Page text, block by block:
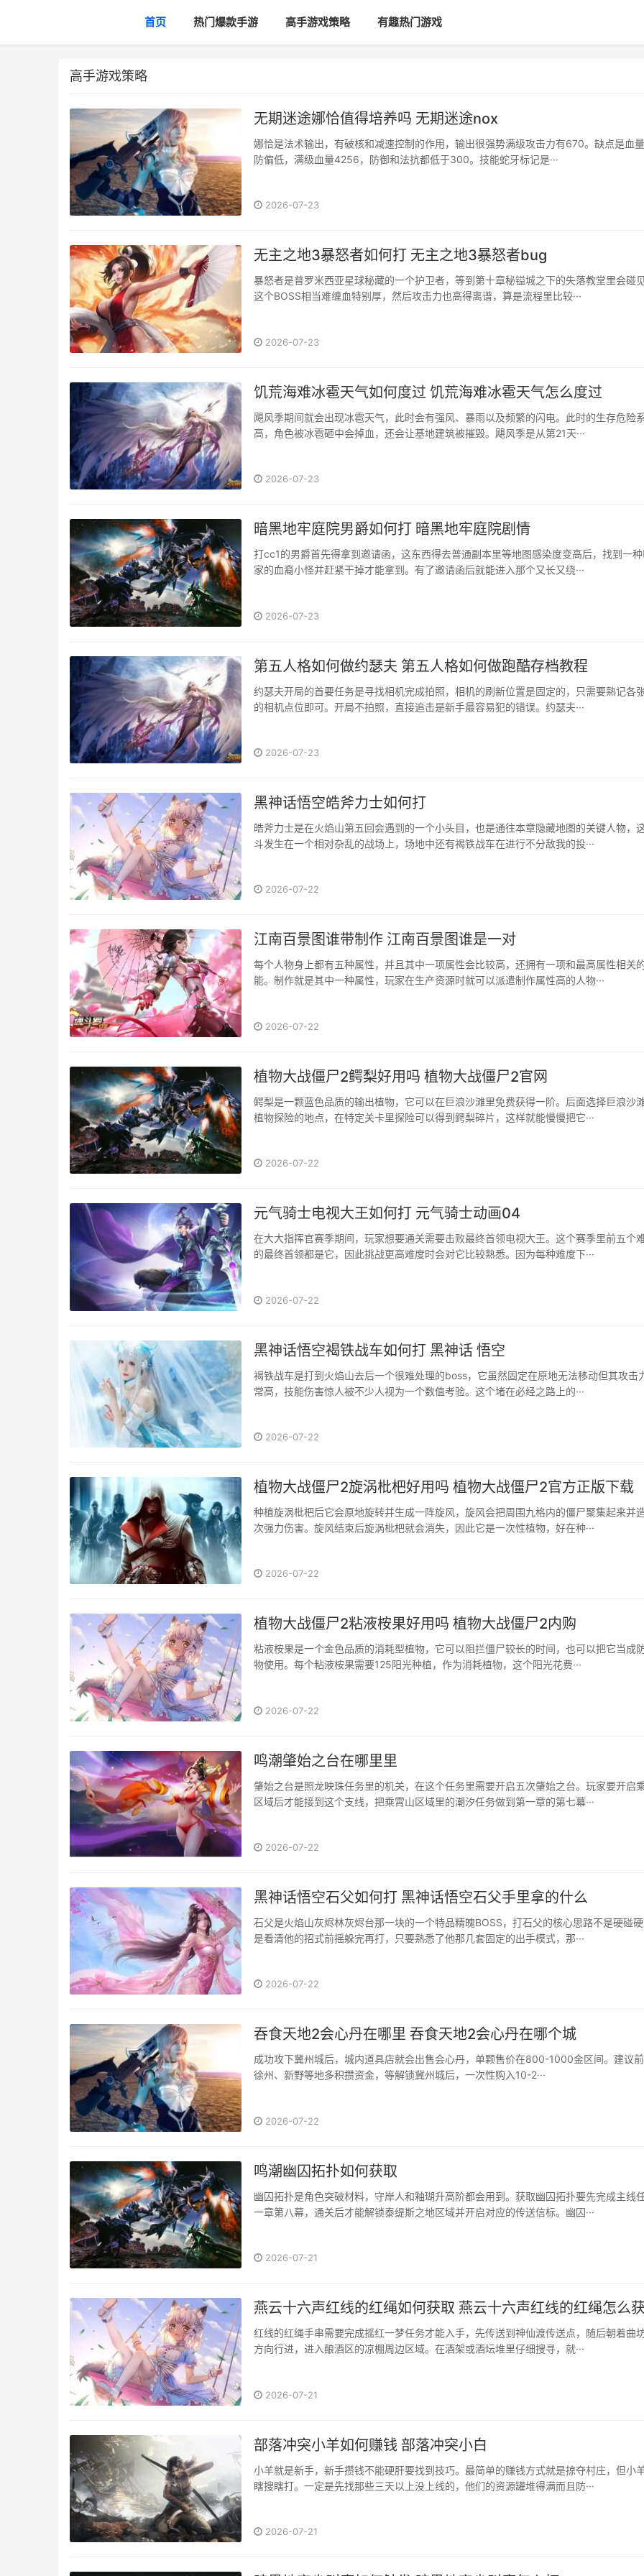
首页 热门爆款手游 高手游戏策略 有趣热门游戏
高手游戏策略
无期迷途娜恰值得培养吗 无期迷途nox
娜恰是法术输出，有破核和减速控制的作用，输出很强势满级攻击力有670。缺点是血
防偏低，满级血量4256，防御和法抗都低于300。技能蛇牙标记是···
2026-07-23
无主之地3暴怒者如何打 无主之地3暴怒者bug
暴怒者是普罗米西亚星球秘藏的一个护卫者，等到第十章秘镒城之下的失落教堂里会碰见
这个BOSS相当难缠血特别厚，然后攻击力也高得离谱，算是流程里比较···
2026-07-23
饥荒海难冰雹天气如何度过 饥荒海难冰雹天气怎么度过
飓风季期间就会出现冰雹天气，此时会有强风、暴雨以及频繁的闪电。此时的生存危险
高，角色被冰雹砸中会掉血，还会让基地建筑被摧毁。飓风季是从第21天···
2026-07-23
暗黑地牢庭院男爵如何打 暗黑地牢庭院剧情
打cc1的男爵首先得拿到邀请函，这东西得去普通副本里等地图感染度变高后，找到一
家的血裔小怪并赶紧干掉才能拿到。有了邀请函后就能进入那个又长又绕···
2026-07-23
第五人格如何做约瑟夫 第五人格如何做跑酷存档教程
约瑟夫开局的首要任务是寻找相机完成拍照，相机的刷新位置是固定的，只需要熟记各
的相机点位即可。开局不拍照，直接追击是新手最容易犯的错误。约瑟夫···
2026-07-23
黑神话悟空皓斧力士如何打
皓斧力士是在火焰山第五回会遇到的一个小头目，也是通往本章隐藏地图的关键人物，
斗发生在一个相对杂乱的战场上，场地中还有褐铁战车在进行不分敌我的投···
2026-07-22
江南百景图谁带制作 江南百景图谁是一对
每个人物身上都有五种属性，并且其中一项属性会比较高，还拥有一项和最高属性相关
能。制作就是其中一种属性，玩家在生产资源时就可以派遣制作属性高的人物···
2026-07-22
植物大战僵尸2鳄梨好用吗 植物大战僵尸2官网
鳄梨是一颗蓝色品质的输出植物，它可以在巨浪沙滩里免费获得一阶。后面选择巨浪沙
植物探险的地点，在特定关卡里探险可以得到鳄梨碎片，这样就能慢慢把它···
2026-07-22
元气骑士电视大王如何打 元气骑士动画04
在大大指挥官赛季期间，玩家想要通关需要击败最终首领电视大王。这个赛季里前五个
的最终首领都是它，因此挑战更高难度时会对它比较熟悉。因为每种难度下···
2026-07-22
黑神话悟空褐铁战车如何打 黑神话 悟空
褐铁战车是打到火焰山去后一个很难处理的boss，它虽然固定在原地无法移动但其攻击
常高，技能伤害惊人被不少人视为一个数值考验。这个堵在必经之路上的···
2026-07-22
植物大战僵尸2旋涡枇杷好用吗 植物大战僵尸2官方正版下载
种植旋涡枇杷后它会原地旋转并生成一阵旋风，旋风会把周围九格内的僵尸聚集起来并
次强力伤害。旋风结束后旋涡枇杷就会消失，因此它是一次性植物，好在种···
2026-07-22
植物大战僵尸2粘液桉果好用吗 植物大战僵尸2内购
粘液桉果是一个金色品质的消耗型植物，它可以阻拦僵尸较长的时间，也可以把它当成
物使用。每个粘液桉果需要125阳光种植，作为消耗植物，这个阳光花费···
2026-07-22
鸣潮肇始之台在哪里里
肇始之台是照龙映珠任务里的机关，在这个任务里需要开启五次肇始之台。玩家要开启
区域后才能接到这个支线，把乘霄山区域里的潮汐任务做到第一章的第七幕···
2026-07-22
黑神话悟空石父如何打 黑神话悟空石父手里拿的什么
石父是火焰山灰烬林灰烬台那一块的一个特品精魄BOSS，打石父的核心思路不是硬碰
是看清他的招式前摇躲完再打，只要熟悉了他那几套固定的出手模式，那···
2026-07-22
吞食天地2会心丹在哪里 吞食天地2会心丹在哪个城
成功攻下冀州城后，城内道具店就会出售会心丹，单颗售价在800-1000金区间。建议
徐州、新野等地多积攒资金，等解锁冀州城后，一次性购入10-2···
2026-07-22
鸣潮幽囚拓扑如何获取
幽囚拓扑是角色突破材料，守岸人和釉瑚升高阶都会用到。获取幽囚拓扑要先完成主线
一章第八幕，通关后才能解锁泰缇斯之地区域并开启对应的传送信标。幽囚···
2026-07-21
燕云十六声红线的红绳如何获取 燕云十六声红线的红绳怎么
红线的红绳手串需要完成摇红一梦任务才能入手，先传送到神仙渡传送点，随后朝着曲
方向行进，进入酿酒区的凉棚周边区域。在酒架或酒坛堆里仔细搜寻，就···
2026-07-21
部落冲突小羊如何赚钱 部落冲突小白
小羊就是新手，新手攒钱不能硬肝要找到技巧。最简单的赚钱方式就是掠夺村庄，但小
瞎搜瞎打。一定是先找那些三天以上没上线的，他们的资源罐堆得满而且防···
2026-07-21